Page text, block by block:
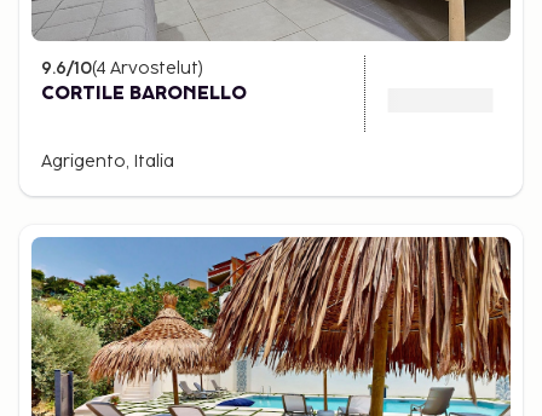
9.6/10(4 Arvostelut)
CORTILE BARONELLO
Agrigento, Italia